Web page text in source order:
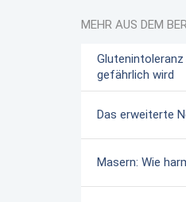
MEHR AUS DEM
Glutenintoleranz
gefährlich wird
Das erweiterte
Masern: Wie